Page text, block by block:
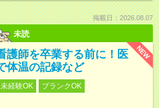
掲載日：2026.08.07
未読
NEW
護師を卒業する前に！医
体温の記録など
経験OK
ブランクOK